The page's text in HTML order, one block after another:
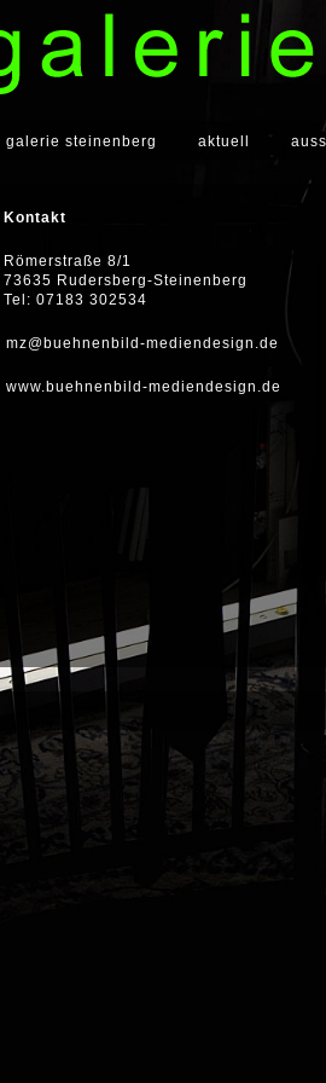
galerie steinenberg aktuell
Kontakt
Römerstraße 8/1
73635 Rudersberg-Steinenberg
Tel: 07183 302534
mz@buehnenbild-mediendesign.de
www.buehnenbild-mediendesign.de